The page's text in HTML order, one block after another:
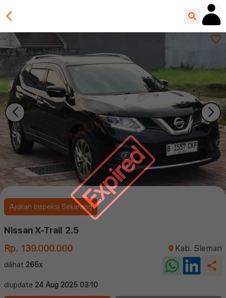
Expired
Ajukan Inspeksi Sekarang
Nissan X-Trail 2.5
Rp. 139.000.000
Kab. Sleman
dilihat 265x
diupdate 24 Aug 2025 03:10